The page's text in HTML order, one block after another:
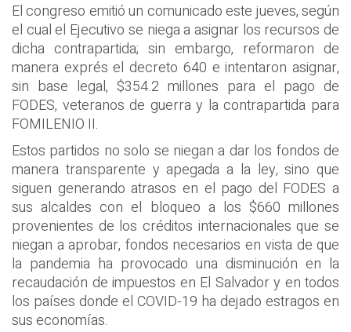
El congreso emitió un comunicado este jueves, según
el cual el Ejecutivo se niega a asignar los recursos de
dicha contrapartida; sin embargo, reformaron de
manera exprés el decreto 640 e intentaron asignar,
sin base legal, $354.2 millones para el pago de
FODES, veteranos de guerra y la contrapartida para
FOMILENIO II.
Estos partidos no solo se niegan a dar los fondos de
manera transparente y apegada a la ley, sino que
siguen generando atrasos en el pago del FODES a
sus alcaldes con el bloqueo a los $660 millones
provenientes de los créditos internacionales que se
niegan a aprobar, fondos necesarios en vista de que
la pandemia ha provocado una disminución en la
recaudación de impuestos en El Salvador y en todos
los países donde el COVID-19 ha dejado estragos en
sus economías.